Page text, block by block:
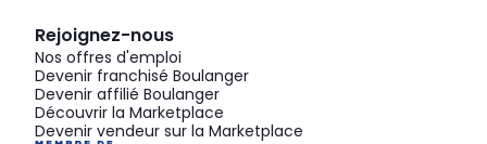
Rejoignez-nous
Nos offres d'emploi
Devenir franchisé Boulanger
Devenir affilié Boulanger
Découvrir la Marketplace
Devenir vendeur sur la Marketplace